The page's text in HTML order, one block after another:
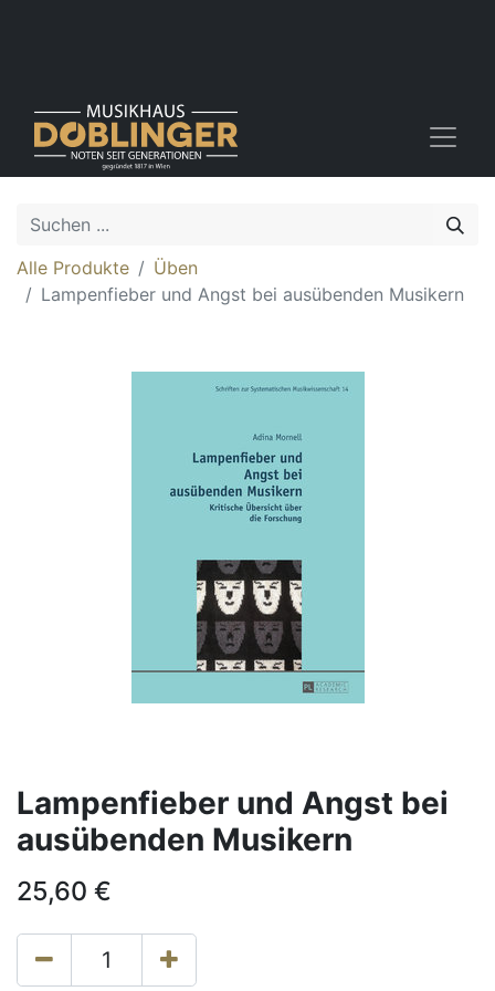
Alle Produkte
Üben
Lampenfieber und Angst bei ausübenden Musikern
Lampenfieber und Angst bei
ausübenden Musikern
25,60 €